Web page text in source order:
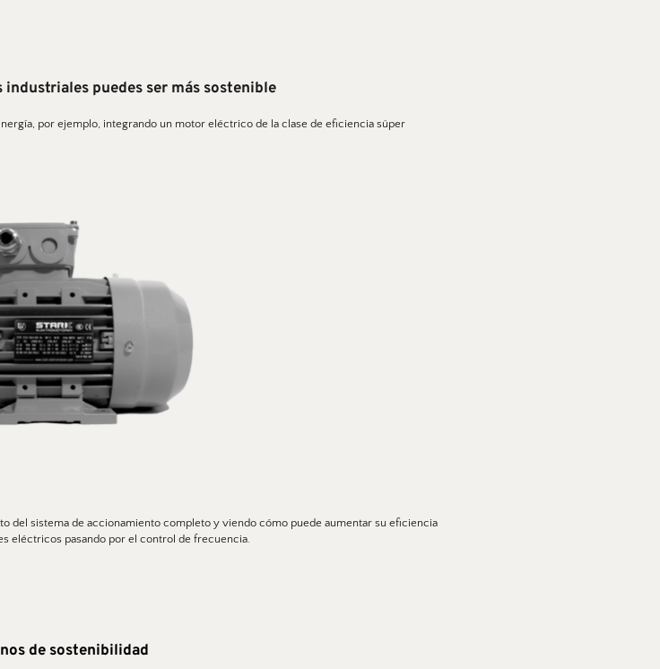
puedes ser más sostenible
por ejemplo, integrando un motor eléctrico de la clase de eficiencia súper
del sistema de accionamiento completo y viendo cómo puede aumentar su eficiencia
eléctricos pasando por el control de frecuencia.
de sostenibilidad